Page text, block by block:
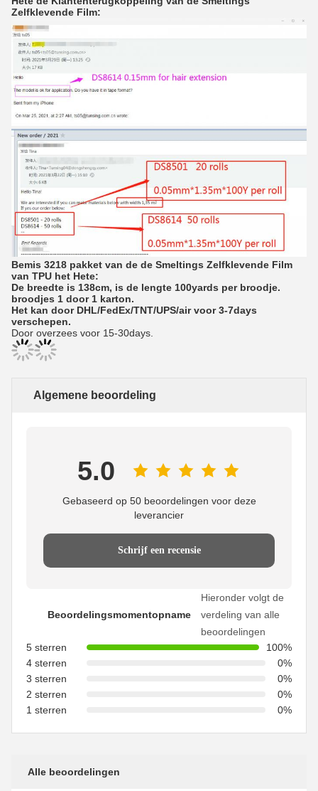
Zelfklevende Film:
Bemis 3218 pakket van de de Smeltings Zelfklevende Film
van TPU het Hete:
De breedte is 138cm, is de lengte 100yards per broodje.
broodjes 1 door 1 karton.
Het kan door DHL/FedEx/TNT/UPS/air voor 3-7days
verschepen.
Door overzees voor 15-30days.
Algemene beoordeling
5.0
Gebaseerd op 50 beoordelingen voor deze
leverancier
Schrijf een recensie
Beoordelingsmomentopname
Hieronder volgt de
verdeling van alle
beoordelingen
5 sterren
100%
4 sterren
0%
3 sterren
0%
2 sterren
0%
1 sterren
0%
Alle beoordelingen